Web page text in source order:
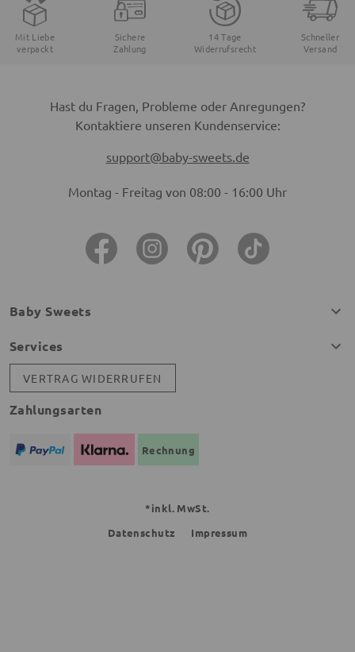
Mit Liebe
verpackt
Sichere
Zahlung
14 Tage
Widerrufsrecht
Schneller
Versand
Hast du Fragen, Probleme oder Anregungen?
Kontaktiere unseren Kundenservice:
support@baby-sweets.de
Montag - Freitag von 08:00 - 16:00 Uhr
Baby Sweets
Services
VERTRAG WIDERRUFEN
Zahlungsarten
Rechnung
*inkl. MwSt.
Datenschutz
Impressum